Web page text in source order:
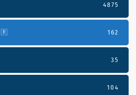
4875
162
35
104